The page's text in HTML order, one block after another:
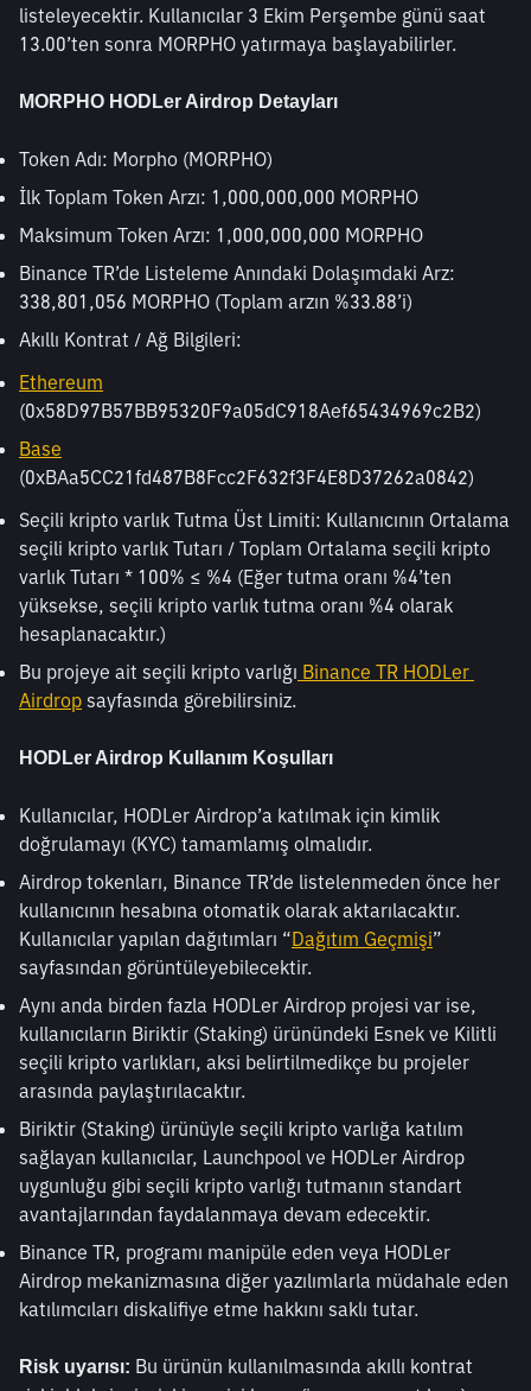
listeleyecektir. Kullanıcılar 3 Ekim Perşembe günü saat
13.00’ten sonra MORPHO yatırmaya başlayabilirler.
MORPHO HODLer Airdrop Detayları
Token Adı: Morpho (MORPHO)
İlk Toplam Token Arzı: 1,000,000,000 MORPHO
Maksimum Token Arzı: 1,000,000,000 MORPHO
Binance TR’de Listeleme Anındaki Dolaşımdaki Arz:
338,801,056 MORPHO (Toplam arzın %33.88’i)
Akıllı Kontrat / Ağ Bilgileri:
Ethereum
(0x58D97B57BB95320F9a05dC918Aef65434969c2B2)
Base
(0xBAa5CC21fd487B8Fcc2F632f3F4E8D37262a0842)
Seçili kripto varlık Tutma Üst Limiti: Kullanıcının Ortalama
seçili kripto varlık Tutarı / Toplam Ortalama seçili kripto
varlık Tutarı * 100% ≤ %4 (Eğer tutma oranı %4’ten
yüksekse, seçili kripto varlık tutma oranı %4 olarak
hesaplanacaktır.)
Bu projeye ait seçili kripto varlığı Binance TR HODLer
Airdrop sayfasında görebilirsiniz.
HODLer Airdrop Kullanım Koşulları
Kullanıcılar, HODLer Airdrop’a katılmak için kimlik
doğrulamayı (KYC) tamamlamış olmalıdır.
Airdrop tokenları, Binance TR’de listelenmeden önce her
kullanıcının hesabına otomatik olarak aktarılacaktır.
Kullanıcılar yapılan dağıtımları “Dağıtım Geçmişi”
sayfasından görüntüleyebilecektir.
Aynı anda birden fazla HODLer Airdrop projesi var ise,
kullanıcıların Biriktir (Staking) ürünündeki Esnek ve Kilitli
seçili kripto varlıkları, aksi belirtilmedikçe bu projeler
arasında paylaştırılacaktır.
Biriktir (Staking) ürünüyle seçili kripto varlığa katılım
sağlayan kullanıcılar, Launchpool ve HODLer Airdrop
uygunluğu gibi seçili kripto varlığı tutmanın standart
avantajlarından faydalanmaya devam edecektir.
Binance TR, programı manipüle eden veya HODLer
Airdrop mekanizmasına diğer yazılımlarla müdahale eden
katılımcıları diskalifiye etme hakkını saklı tutar.
Risk uyarısı: Bu ürünün kullanılmasında akıllı kontrat